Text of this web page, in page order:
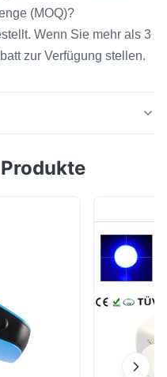
(MOQ)?
Wenn Sie mehr als 3
zur Verfügung stellen.
NR100 Team
mit zwei der flachen ...